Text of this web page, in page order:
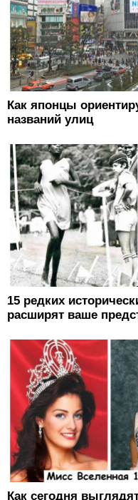
Как японцы
названий улиц
15 редких
расширят ваше
Как сегодня